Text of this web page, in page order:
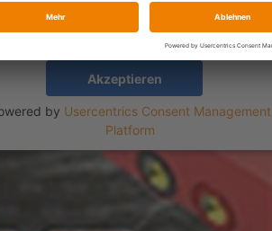
Mehr Informationen
Akzeptieren
by Usercentrics Consent Management
Platform